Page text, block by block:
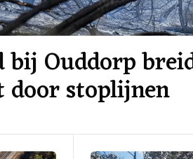
Ouddorp
stoplijnen